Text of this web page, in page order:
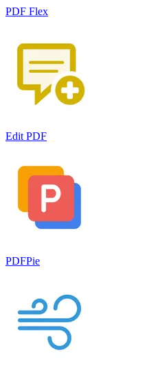
PDF Flex
Edit PDF
PDFPie